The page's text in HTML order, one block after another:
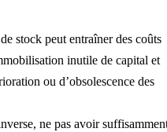
stock peut entraîner des coûts
inutile de capital et
ou d’obsolescence des
ne pas avoir